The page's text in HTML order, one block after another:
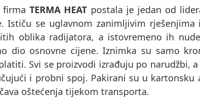
firmaTERMA HEAT postala je jedan od
Ističu se uglavnom zanimljivim
oblika radijatora, a istovremeno ih
dio osnovne cijene. Iznimka su samo
Svi se proizvodi izrađuju po narudžbi,
i probni spoj. Pakirani su u kartonsku
oštećenja tijekom transporta.